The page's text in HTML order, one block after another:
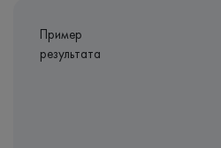
Пример
результата